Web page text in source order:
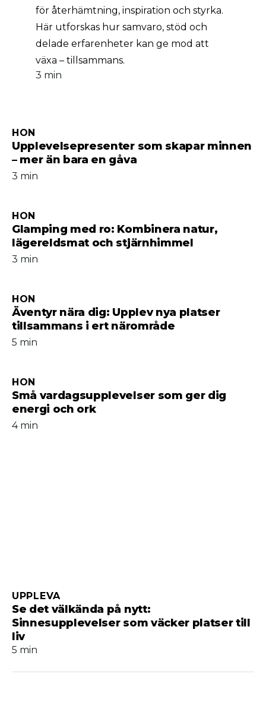
3 min
för återhämtning, inspiration och styrka.
Här utforskas hur samvaro, stöd och
delade erfarenheter kan ge mod att
växa – tillsammans.
Upplevelsepresenter som skapar minnen
– mer än bara en gåva
HON
3 min
Glamping med ro: Kombinera natur,
lägereldsmat och stjärnhimmel
HON
3 min
Äventyr nära dig: Upplev nya platser
tillsammans i ert närområde
HON
5 min
Små vardagsupplevelser som ger dig
energi och ork
HON
4 min
Se det välkända på nytt:
Sinnesupplevelser som väcker platser till
liv
UPPLEVA
5 min